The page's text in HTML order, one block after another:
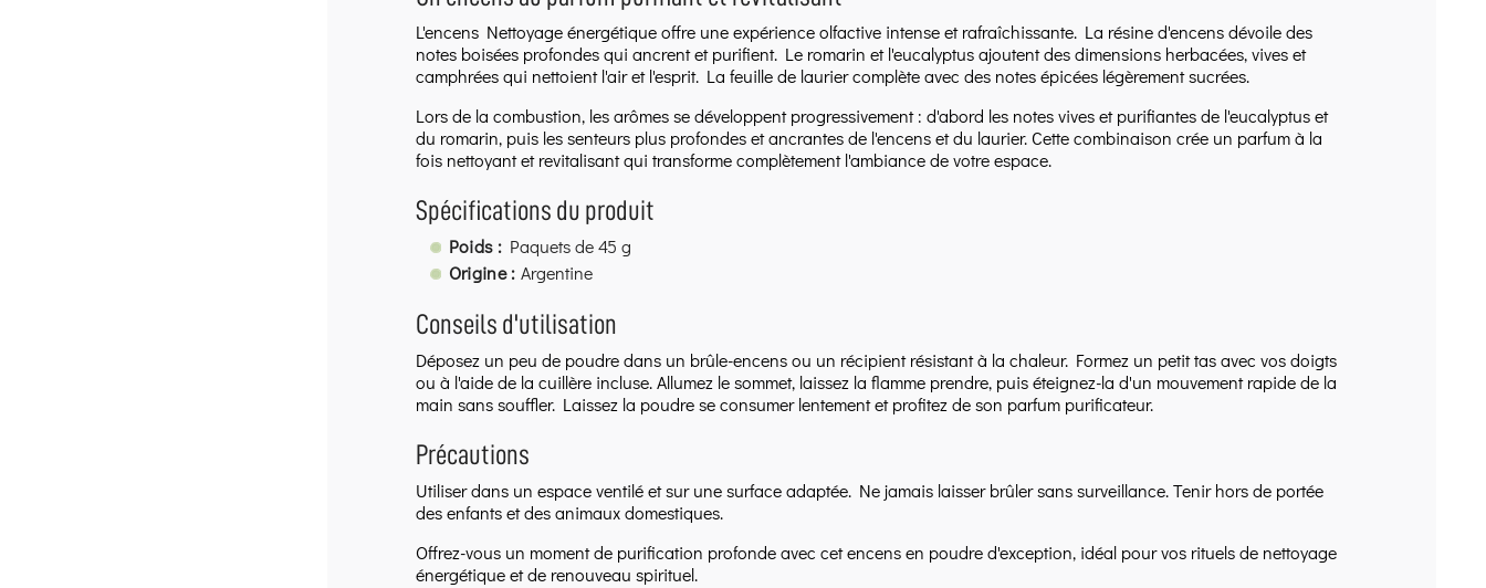
L'encens Nettoyage énergétique offre une expérience olfactive intense et rafraîchissante. La résine d'encens dévoile des
notes boisées profondes qui ancrent et purifient. Le romarin et l'eucalyptus ajoutent des dimensions herbacées, vives et
camphrées qui nettoient l'air et l'esprit. La feuille de laurier complète avec des notes épicées légèrement sucrées.
Lors de la combustion, les arômes se développent progressivement : d'abord les notes vives et purifiantes de l'eucalyptus et
du romarin, puis les senteurs plus profondes et ancrantes de l'encens et du laurier. Cette combinaison crée un parfum à la
fois nettoyant et revitalisant qui transforme complètement l'ambiance de votre espace.
Spécifications du produit
Poids : Paquets de 45 g
Origine : Argentine
Conseils d'utilisation
Déposez un peu de poudre dans un brûle-encens ou un récipient résistant à la chaleur. Formez un petit tas avec vos doigts
ou à l'aide de la cuillère incluse. Allumez le sommet, laissez la flamme prendre, puis éteignez-la d'un mouvement rapide de la
main sans souffler. Laissez la poudre se consumer lentement et profitez de son parfum purificateur.
Précautions
Utiliser dans un espace ventilé et sur une surface adaptée. Ne jamais laisser brûler sans surveillance. Tenir hors de portée
des enfants et des animaux domestiques.
Offrez-vous un moment de purification profonde avec cet encens en poudre d'exception, idéal pour vos rituels de nettoyage
énergétique et de renouveau spirituel.